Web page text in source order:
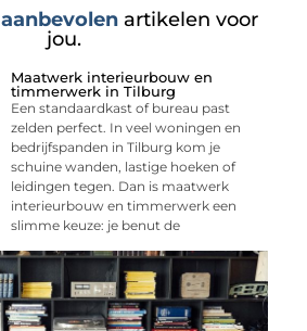
artikelen voor
jou.
Maatwerk interieurbouw en
timmerwerk in Tilburg
Een standaardkast of bureau past
zelden perfect. In veel woningen en
bedrijfspanden in Tilburg kom je
schuine wanden, lastige hoeken of
leidingen tegen. Dan is maatwerk
interieurbouw en timmerwerk een
slimme keuze: je benut de